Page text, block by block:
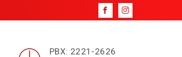
PBX: 2221-2626